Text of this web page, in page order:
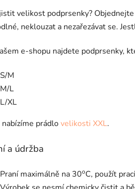
velikost podprsenky?
neklouzat a nezařezávat se.
e-shopu najdete podprsenky,
S/M
M/L
L/XL
nabízíme prádlovelikosti XXL.
a údržba
Praní maximálně na 30oC, použít